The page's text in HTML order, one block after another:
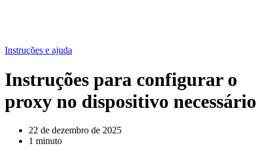
Instruções e ajuda
Instruções para configurar o
proxy no dispositivo necessário
22 de dezembro de 2025
1 minuto